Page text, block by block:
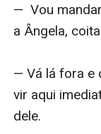
—  Vou
a Ângela,
— Vá lá fora e
vir aqui
dele.